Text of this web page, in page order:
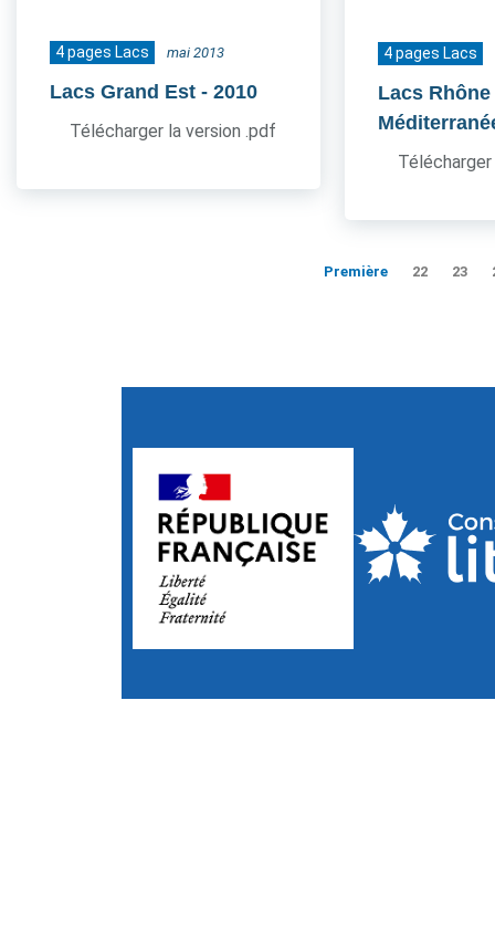
4 pages Lacs mai 2013
Lacs Grand Est - 2010
Télécharger la version .pdf
4 pages Lacs
Lacs Rhône
Première 22 23